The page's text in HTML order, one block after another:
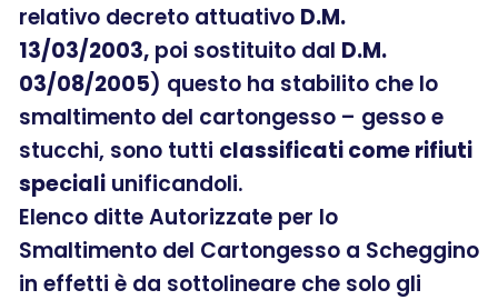
relativo decreto attuativo D.M.
13/03/2003, poi sostituito dal D.M.
03/08/2005) questo ha stabilito che lo
smaltimento del cartongesso – gesso e
stucchi, sono tutti classificati come rifiuti
speciali unificandoli.
Elenco ditte Autorizzate per lo
Smaltimento del Cartongesso a Scheggino
in effetti è da sottolineare che solo gli